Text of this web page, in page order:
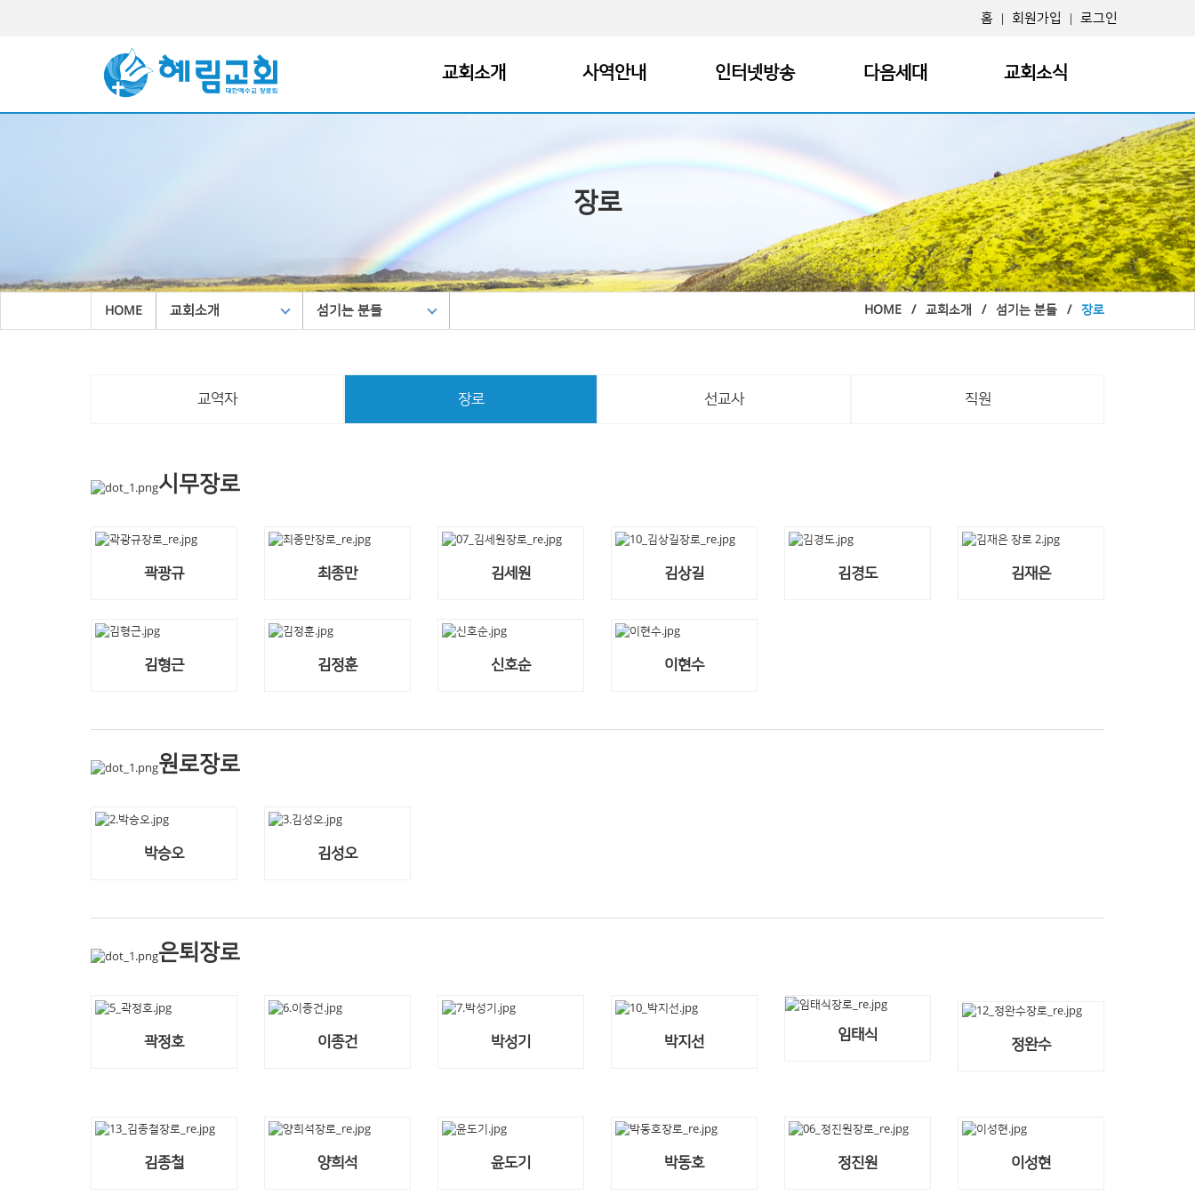
홈 회원가입 로그인
교회소개 사역안내 인터넷방송 다음세대 교회소식
원로목사 소개
섬기는 분들
예배시간
찾아오시는 길
100일간의 프로포즈
소망한달
인간론 성경공부
정원지기 교육
인터넷 생방송
어머니기도회
금요REVIVAL기도회
찬양 영상
요셉총무사역원
글로벌 선교 예배부
영아 1,2부
유치 1,2부
아동부
담임목사 칼럼
새가족 소개
경조사 소식
선교지 소식
혜림교회 50년사
온라인헌금
장로
HOME 교회소개 섬기는 분들 HOME / 교회소개 / 섬기는 분들 / 장로
교역자 장로 선교사 직원
시무장로
곽광규 최종만 김세원 김상길 김경도 김재은
김형근 김정훈 신호순 이현수
원로장로
박승오 김성오
은퇴장로
곽정호 이종건 박성기 박지선 임태식
정완수
김종철 양희석 윤도기 박동호 정진원 이성현